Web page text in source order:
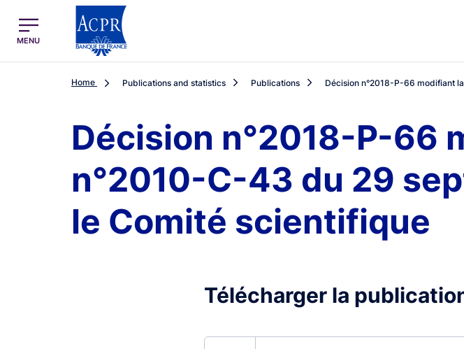
ACPR Menu Principal (English)
MENU
Home Publications and statistics Publications Décision n°2018-P-66 modifiant
Décision n°2018-P-66
n°2010-C-43 du 29
le Comité scientifique
Télécharger la